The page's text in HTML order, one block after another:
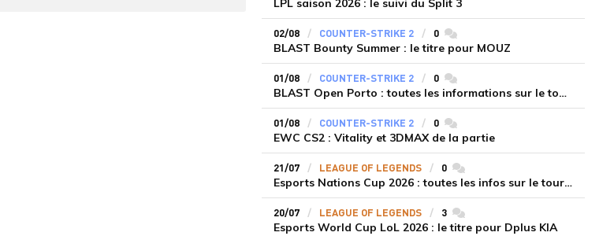
LPL saison 2026 : le suivi du Split 3
02/08 COUNTER-STRIKE 2 0commentaires
BLAST Bounty Summer : le titre pour MOUZ
01/08 COUNTER-STRIKE 2 0commentaires
BLAST Open Porto : toutes les informations sur le tournoi
01/08 COUNTER-STRIKE 2 0commentaires
EWC CS2 : Vitality et 3DMAX de la partie
21/07 LEAGUE OF LEGENDS 0commentaires
Esports Nations Cup 2026 : toutes les infos sur le tournoi
20/07 LEAGUE OF LEGENDS 3commentaires
Esports World Cup LoL 2026 : le titre pour Dplus KIA